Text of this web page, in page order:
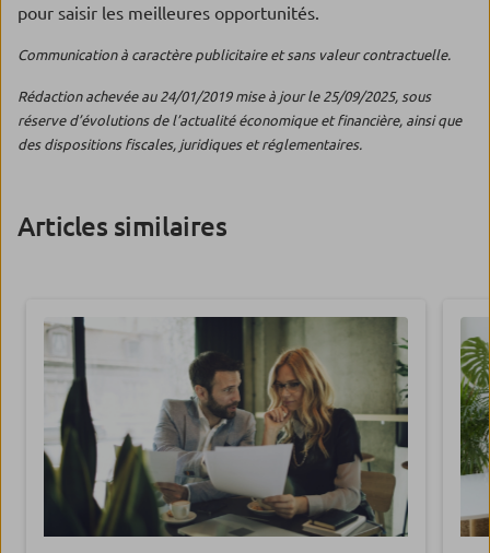
pour saisir les meilleures opportunités.
Communication à caractère publicitaire et sans valeur contractuelle.
Rédaction achevée au 24/01/2019 mise à jour le 25/09/2025, sous
réserve d’évolutions de l’actualité économique et financière, ainsi que
des dispositions fiscales, juridiques et réglementaires.
Articles similaires